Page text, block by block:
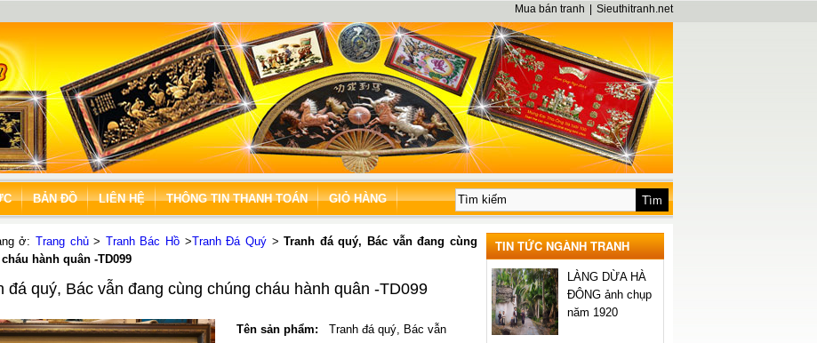
Sieuthitranh.net
Mua bán tranh
BẢN ĐỒ LIÊN HỆ THÔNG TIN THANH TOÁN GIỎ HÀNG
ở: Trang chủ> Tranh Bác Hồ >Tranh Đá Quý>Tranh đá quý, Bác vẫn đang cùng
hành quân -TD099
đá quý, Bác vẫn đang cùng chúng cháu hành quân -TD099
Tên sản phẩm:
Tranh đá quý, Bác vẫn
TIN TỨC NGÀNH TRANH
LÀNG DỪA HÀ
ĐÔNG ảnh chụp
năm 1920